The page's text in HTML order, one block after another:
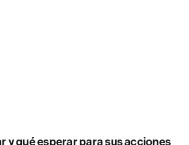
y qué esperar para sus acciones